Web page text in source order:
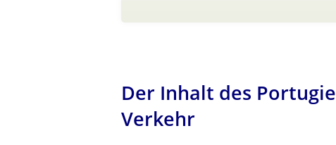
Der Inhalt des
Verkehr